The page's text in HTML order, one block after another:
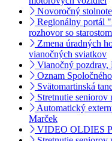
Novoročný
Regionálny portál
rozhovor so
Zmena úradných
vianočných sviatkov
Vianočný pozdrav,
Oznam
Svätomartinská
Stretnutie seniorov
Automatický
Marček
VIDEO OLDIES